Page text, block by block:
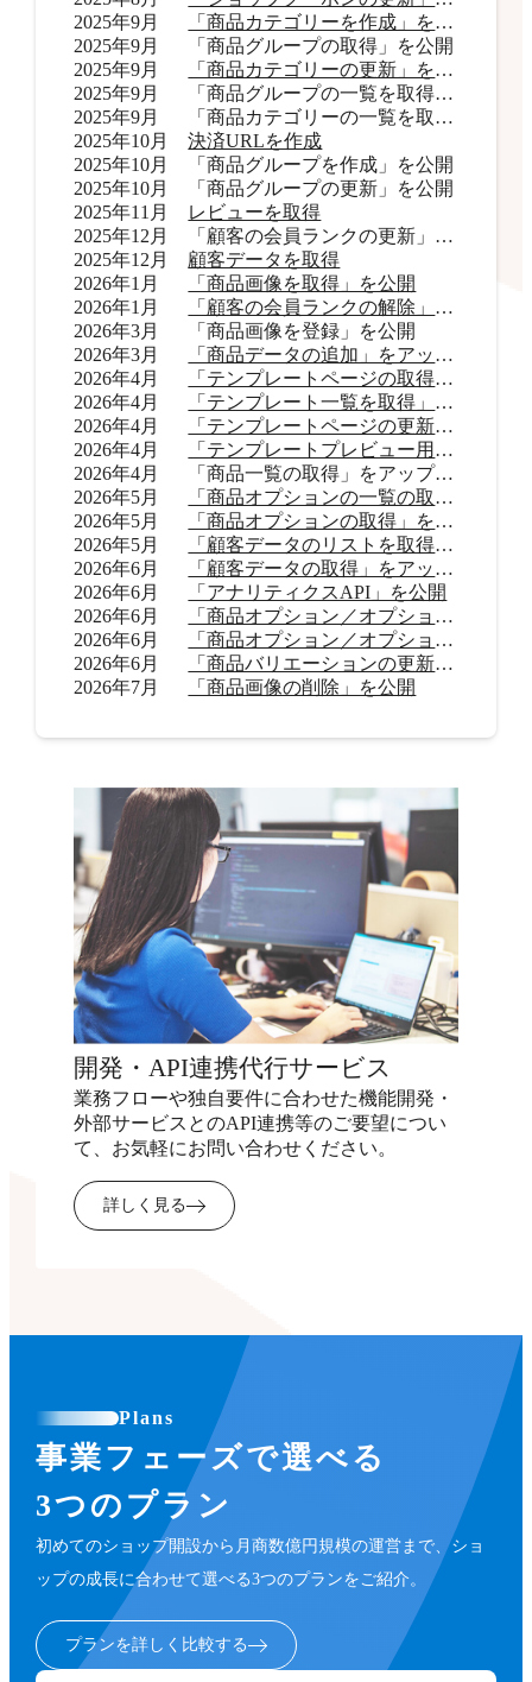
2025年9月
「商品カテゴリーを作成」を公開
2025年9月
「商品グループの取得」を公開
2025年9月
「商品カテゴリーの更新」を公開
2025年9月
「商品グループの一覧を取得」をアップデート
2025年9月
「商品カテゴリーの一覧を取得」をアップデート
2025年10月
決済URLを作成
2025年10月
「商品グループを作成」を公開
2025年10月
「商品グループの更新」を公開
2025年11月
レビューを取得
2025年12月
「顧客の会員ランクの更新」を公開
2025年12月
顧客データを取得
2026年1月
「商品画像を取得」を公開
2026年1月
「顧客の会員ランクの解除」を公開
2026年3月
「商品画像を登録」を公開
2026年3月
「商品データの追加」をアップデート
2026年4月
「テンプレートページの取得」を公開
2026年4月
「テンプレート一覧を取得」を公開
2026年4月
「テンプレートページの更新」を公開
2026年4月
「テンプレートプレビュー用URLを取得」を公開
2026年4月
「商品一覧の取得」をアップデート
2026年5月
「商品オプションの一覧の取得」をアップデート
2026年5月
「商品オプションの取得」を公開
2026年5月
「顧客データのリストを取得」をアップデート
2026年6月
「顧客データの取得」をアップデート
2026年6月
「アナリティクスAPI」を公開
2026年6月
「商品オプション／オプション値の追加（β）」を公開
2026年6月
「商品オプション／オプション値の削除（β）」を公開
2026年6月
「商品バリエーションの更新」を公開
2026年7月
「商品画像の削除」を公開
開発・API連携代行サービス
業務フローや独自要件に合わせた機能開発・
外部サービスとのAPI連携等のご要望につい
て、お気軽にお問い合わせください。
詳しく見る
Plans
事業フェーズで選べる
3つのプラン
初めてのショップ開設から月商数億円規模の運営まで、ショ
ップの成長に合わせて選べる3つのプランをご紹介。
プランを詳しく比較する